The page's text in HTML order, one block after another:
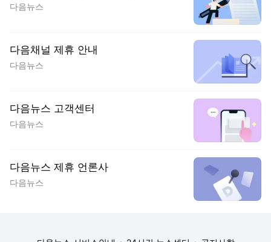
다음뉴스
다음채널 제휴 안내
다음뉴스
다음뉴스 고객센터
다음뉴스
다음뉴스 제휴 언론사
다음뉴스